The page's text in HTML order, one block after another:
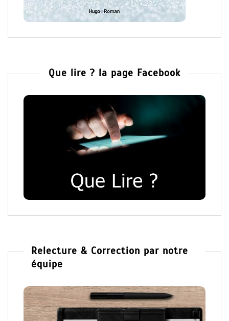
Que lire ? la page Facebook
Relecture & Correction par notre
équipe